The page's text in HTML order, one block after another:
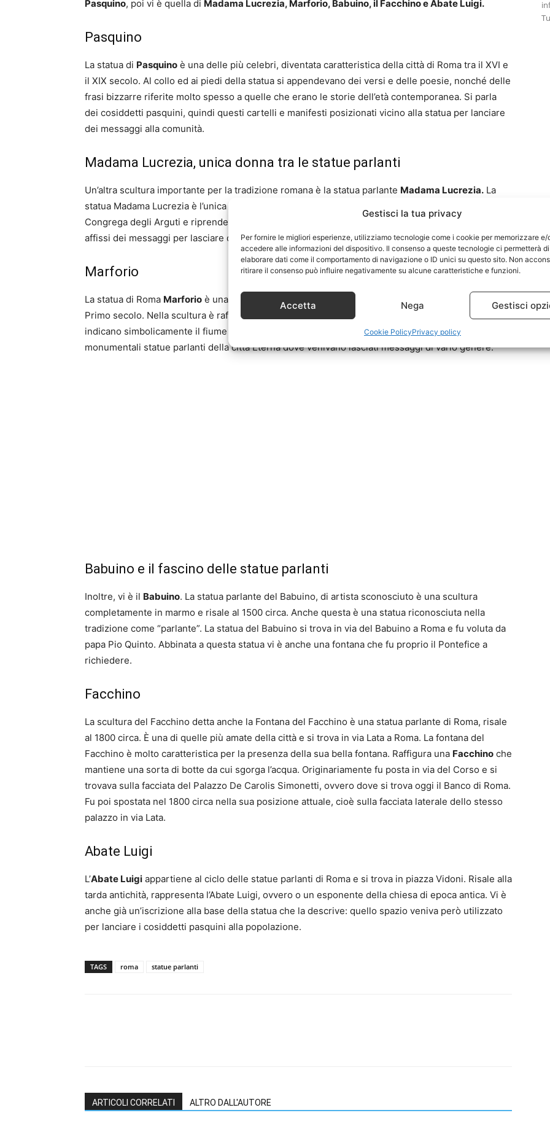
Gestisci la tua privacy
Per fornire le migliori esperienze, utilizziamo tecnologie come i cookie per memorizzare e/
accedere alle informazioni del dispositivo. Il consenso a queste tecnologie ci permetterà di
elaborare dati come il comportamento di navigazione o ID unici su questo sito. Non
ritirare il consenso può influire negativamente su alcune caratteristiche e funzioni.
Accetta Nega Gestisci
Cookie PolicyPrivacy policy
Pasquino, poi vi è quella di Madama Lucrezia, Marforio, Babuino, il Facchino e Abate Luigi.
Pasquino
La statua di Pasquino è una delle più celebri, diventata caratteristica della città di Roma tra il XVI e
il XIX secolo. Al collo ed ai piedi della statua si appendevano dei versi e delle poesie, nonché delle
frasi bizzarre riferite molto spesso a quelle che erano le storie dell’età contemporanea. Si parla
dei cosiddetti pasquini, quindi questi cartelli e manifesti posizionati vicino alla statua per lanciare
dei messaggi alla comunità.
Madama Lucrezia, unica donna tra le statue parlanti
Un’altra scultura importante per la tradizione romana è la statua parlante Madama Lucrezia. La
statua Madama Lucrezia è l’unica scultura parlante che rappresenta una donna. Appartiene alla
Congrega degli Arguti e riprende una matrona romana. Anche vicino a questa scultura venivano
affissi dei messaggi per lasciare dei versi o delle indicazioni alla comunità cittadina.
Marforio
La statua di Roma Marforio è una statua marmorea molto grande di epoca romana risalente al
Primo secolo. Nella scultura è raffigurato probabilmente il Dio Nettuno ed ha degli elementi che
indicano simbolicamente il fiume Tevere. Si trova nei Musei Capitolini ed è una delle più
monumentali statue parlanti della città Eterna dove venivano lasciati messaggi di vario genere.
Babuino e il fascino delle statue parlanti
Inoltre, vi è il Babuino. La statua parlante del Babuino, di artista sconosciuto è una scultura
completamente in marmo e risale al 1500 circa. Anche questa è una statua riconosciuta nella
tradizione come “parlante”. La statua del Babuino si trova in via del Babuino a Roma e fu voluta da
papa Pio Quinto. Abbinata a questa statua vi è anche una fontana che fu proprio il Pontefice a
richiedere.
Facchino
La scultura del Facchino detta anche la Fontana del Facchino è una statua parlante di Roma, risale
al 1800 circa. È una di quelle più amate della città e si trova in via Lata a Roma. La fontana del
Facchino è molto caratteristica per la presenza della sua bella fontana. Raffigura una Facchino che
mantiene una sorta di botte da cui sgorga l’acqua. Originariamente fu posta in via del Corso e si
trovava sulla facciata del Palazzo De Carolis Simonetti, ovvero dove si trova oggi il Banco di Roma.
Fu poi spostata nel 1800 circa nella sua posizione attuale, cioè sulla facciata laterale dello stesso
palazzo in via Lata.
Abate Luigi
L’Abate Luigi appartiene al ciclo delle statue parlanti di Roma e si trova in piazza Vidoni. Risale alla
tarda antichità, rappresenta l’Abate Luigi, ovvero o un esponente della chiesa di epoca antica. Vi è
anche già un’iscrizione alla base della statua che la descrive: quello spazio veniva però utilizzato
per lanciare i cosiddetti pasquini alla popolazione.
TAGS roma statue parlanti
ARTICOLI CORRELATI ALTRO DALL'AUTORE